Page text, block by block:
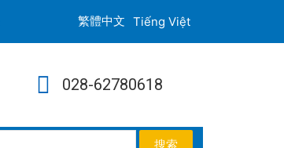
Tiếng Việt
028-62780618